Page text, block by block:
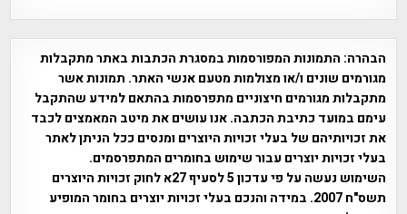
הבהרה: התמונות המפורסמות במסגרת הכתבות באתר מתקבלות
מגורמים שונים ו/או מצולמות מטעם אנשי האתר. תמונות אשר
מתקבלות מגורמים חיצוניים מתפרסמות בהתאם למידע שהתקבל
עימם במועד כתיבת הכתבה. אנו עושים את מיטב המאמצים לכבד
את זכויותיהם של בעלי זכויות היוצרים ומנסים ככל הניתן לאתר
בעלי זכויות יוצרים עבור שימוש בחומרים המתפרסמים.
השימוש נעשה על פי עדכון 5 לסעיף 27א לחוק זכויות היוצרים
תשס"ח 2007. במידה והנכם בעלי זכויות יוצרים בחומר המופיע